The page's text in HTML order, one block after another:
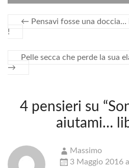
i
← Pensavi fosse una
!
Pelle secca che perde la sua
→
4 pensieri su “
aiutami…
Massimo
3 Maggio 2016